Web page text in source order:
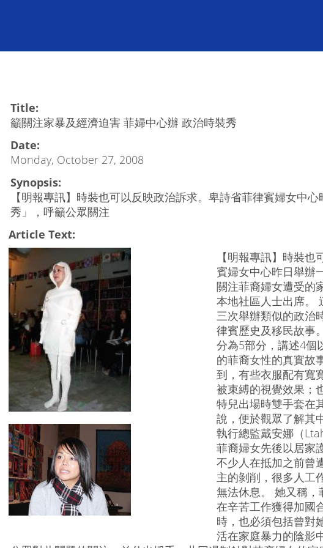
Title:
籲關注家暴及經濟迫害 菲婦中心辦 政治時裝秀
Date:
Monday, October 27, 2008
Synopsis:
【明報專訊】時裝也可以反映政治訴求。卑詩省菲律賓婦女中
秀」，呼籲公眾關注
Article Text:
【明報專訊】時裝
賓婦女中心昨日舉辦
關注菲裔婦女遭受的
本地社區人士出席。
三次舉辦類似的政治
律賓歷史及移民故事
分為5部分，講述4個
的菲裔女性的真實故
到，有些衣服配有寬
被束縛的視覺效果；
特兒出場時雙手套在
說，便於觀眾了解其
執行總監戴安娜（
菲裔婦女先後以居家
不少人在抵加之前曾
主的剝削，很多人工
無法休息。 她又稱
在辛苦工作獲得加國
時，也必須包括曾對
活在家庭暴力的陰影